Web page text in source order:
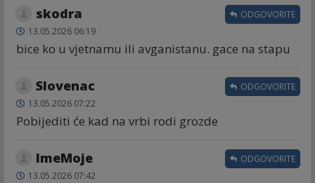
skodra
13.05.2026 06:19
bice ko u vjetnamu ili avganistanu. gace na stapu
ODGOVORITE
Slovenac
13.05.2026 07:22
Pobijediti će kad na vrbi rodi grozde
ODGOVORITE
ImeMoje
13.05.2026 07:42
ODGOVORITE